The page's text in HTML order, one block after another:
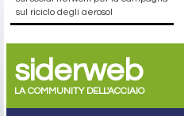
sul riciclo degli aerosol
siderweb
LA COMMUNITY DELL'ACCIAIO